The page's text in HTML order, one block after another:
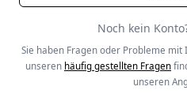
Noch kein
Sie haben Fragen oder Probleme
unseren häufig gestellten Fragen
unseren